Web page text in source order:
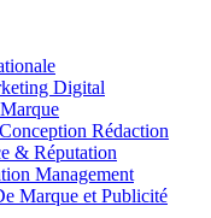
Digital
Rédaction
& Réputation
Management
Marque et Publicité